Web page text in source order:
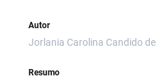
Autor
Jorlania Carolina Candido de
Resumo